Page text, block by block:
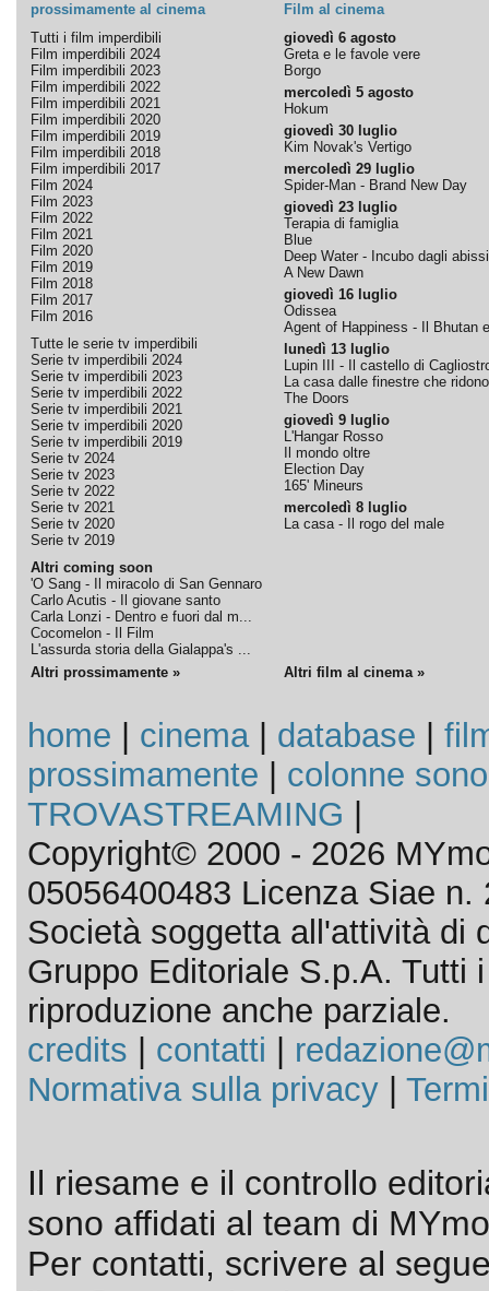
prossimamente al cinema
Film al cinema
Tutti i film imperdibili
Film imperdibili 2024
Film imperdibili 2023
Film imperdibili 2022
Film imperdibili 2021
Film imperdibili 2020
Film imperdibili 2019
Film imperdibili 2018
Film imperdibili 2017
Film 2024
Film 2023
Film 2022
Film 2021
Film 2020
Film 2019
Film 2018
Film 2017
Film 2016
Tutte le serie tv imperdibili
Serie tv imperdibili 2024
Serie tv imperdibili 2023
Serie tv imperdibili 2022
Serie tv imperdibili 2021
Serie tv imperdibili 2020
Serie tv imperdibili 2019
Serie tv 2024
Serie tv 2023
Serie tv 2022
Serie tv 2021
Serie tv 2020
Serie tv 2019
Altri coming soon
'O Sang - Il miracolo di San Gennaro
Carlo Acutis - Il giovane santo
Carla Lonzi - Dentro e fuori dal m...
Cocomelon - Il Film
L'assurda storia della Gialappa's ...
giovedì 6 agosto
Greta e le favole vere
Borgo
mercoledì 5 agosto
Hokum
giovedì 30 luglio
Kim Novak's Vertigo
mercoledì 29 luglio
Spider-Man - Brand New Day
giovedì 23 luglio
Terapia di famiglia
Blue
Deep Water - Incubo dagli abissi
A New Dawn
giovedì 16 luglio
Odissea
Agent of Happiness - Il Bhutan
lunedì 13 luglio
Lupin III - Il castello di
La casa dalle finestre che ridono
The Doors
giovedì 9 luglio
L'Hangar Rosso
Il mondo oltre
Election Day
165' Mineurs
mercoledì 8 luglio
La casa - Il rogo del male
Altri prossimamente » Altri film al cinema »
home cinema| database
prossimamente
colonne
TROVASTREAMING
Copyright© 2000 - 2026
05056400483 Licenza Siae n.
Società soggetta all'attività di
Gruppo Editoriale S.p.A. Tutti
riproduzione anche parziale.
credits
contatti
Normativa sulla privacy|
Il riesame e il controllo
sono affidati al team di
Per contatti, scrivere al